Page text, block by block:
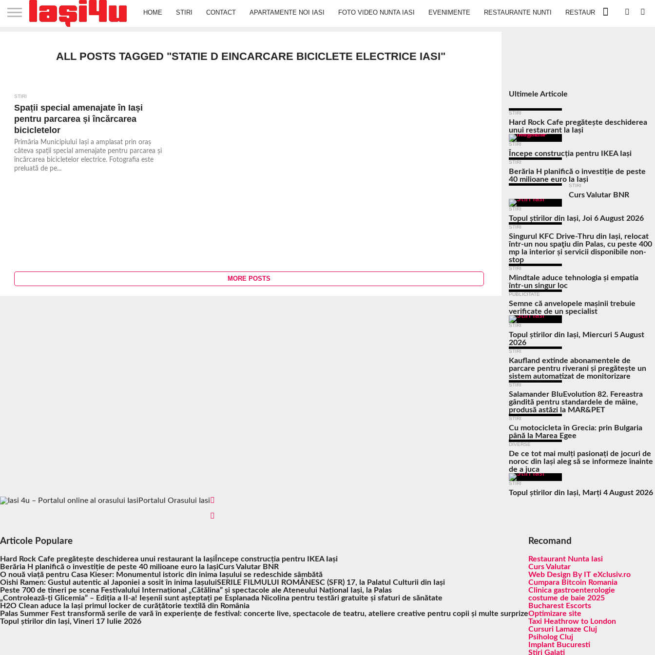
HOME STIRI CONTACT APARTAMENTE NOI IASI FOTO VIDEO NUNTA IASI EVENIMENTE RESTAURANTE NUNTI RESTAURANTE IN IASI
ALL POSTS TAGGED "STATIE D EINCARCARE BICICLETE ELECTRICE IASI"
STIRI
Spații special amenajate în Iași
pentru parcarea și încărcarea
bicicletelor
Primăria Municipiului Iași a amplasat prin oraș
câteva spații special amenajate pentru parcarea și
încărcarea bicicletelor electrice. Fotografia este
preluată de pe...
MORE POSTS
Ultimele Articole
STIRI
Hard Rock Cafe pregătește deschiderea
unui restaurant la Iași
STIRI
Începe construcția pentru IKEA Iași
STIRI
Berăria H planifică o investiție de peste
40 milioane euro la Iași
STIRI
Curs Valutar BNR
STIRI
Topul știrilor din Iași, Joi 6 August 2026
STIRI
Singurul KFC Drive-Thru din Iași, relocat
într-un nou spaţiu din Palas, cu peste 400
mp la interior și servicii disponibile non-
stop
STIRI
Mindtale aduce tehnologia și empatia
într-un singur loc
PUBLICITATE
Semne că anvelopele mașinii trebuie
verificate de un specialist
STIRI
Topul știrilor din Iași, Miercuri 5 August
2026
STIRI
Kaufland extinde abonamentele de
parcare pentru riverani și pregătește un
sistem automatizat de monitorizare
STIRI
Salamander BluEvolution 82. Fereastra
gândită pentru standardele de mâine,
produsă astăzi la MAR&PET
STIRI
Cu motocicleta în Grecia: prin Bulgaria
până la Marea Egee
DIVERSE
De ce tot mai mulți pasionați de jocuri de
noroc din Iași aleg să se informeze înainte
de a juca
STIRI
Topul știrilor din Iași, Marți 4 August 2026
Portalul Orasului Iasi
Articole Populare
Hard Rock Cafe pregătește deschiderea unui restaurant la Iași Începe construcția pentru IKEA Iași
Berăria H planifică o investiție de peste 40 milioane euro la IașiCurs Valutar BNR
O nouă viață pentru Casa Kieser: Monumentul istoric din inima Iașului se redeschide sâmbătă
Oishi Ramen: Gustul autentic al Japoniei a sosit în inima IașuluiSERILE FILMULUI ROMÂNESC (SFR) 17, la Palatul Culturii din Iași
Peste 700 de tineri pe scena Festivalului Internațional „Cătălina” și spectacole ale Ateneului Național Iași, la Palas
„Controlează-ți Glicemia” – Ediția a II-a! Ieșenii sunt așteptați pe Esplanada Nicolina pentru testări gratuite și sfaturi de sănătate
H2O Clean aduce la Iași primul locker de curățătorie textilă din România
Palas Summer Fest transformă serile de vară în experiențe de festival: concerte live, spectacole de teatru, ateliere creative pentru copii și multe surprize
Topul știrilor din Iași, Vineri 17 Iulie 2026
Recomand
Restaurant Nunta Iasi
Curs Valutar
Web Design By IT eXclusiv.ro
Cumpara Bitcoin Romania
Clinica gastroenterologie
costume de baie 2025
Bucharest Escorts
Optimizare site
Taxi Heathrow to London
Cursuri Lamaze Cluj
Psiholog Cluj
Implant Bucuresti
Stiri Galati